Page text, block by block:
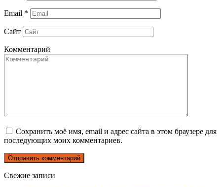
Email *
Сайт
Комментарий
Сохранить моё имя, email и адрес сайта в этом браузере для
последующих моих комментариев.
Свежие записи